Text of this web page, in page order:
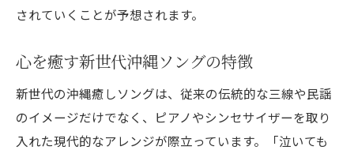
されていくことが予想されます。
心を癒す新世代沖縄ソングの特徴
新世代の沖縄癒しソングは、従来の伝統的な三線や民謡
のイメージだけでなく、ピアノやシンセサイザーを取り
入れた現代的なアレンジが際立っています。「泣いても